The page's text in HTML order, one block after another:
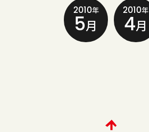
2010年
5月
2010年
4月